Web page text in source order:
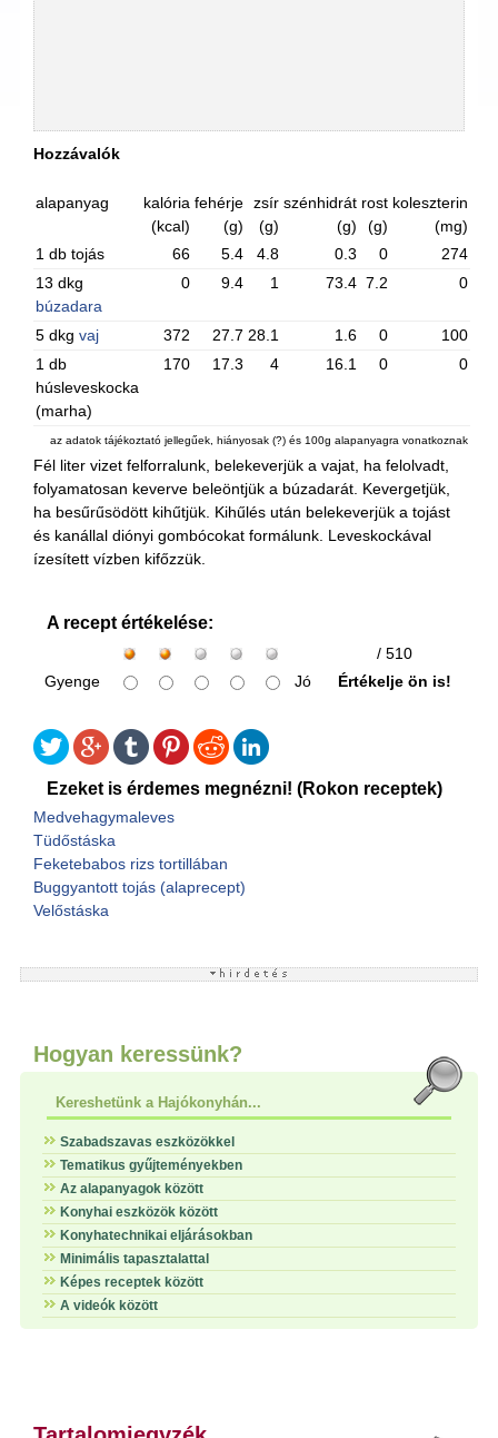
Hozzávalók
alapanyag
kalória
(kcal)
fehérje
(g)
zsír
(g)
szénhidrát
(g)
rost
(g)
koleszterin
(mg)
1 db tojás
66 5.4 4.8 0.3 0
274
13 dkg
búzadara
0 9.4 1 73.4 7.2 0
5 dkgvaj 372 27.7 28.1 1.6 0
100
1 db
húsleveskocka
(marha)
170 17.3 4 16.1 0 0
az adatok tájékoztató jellegűek, hiányosak (?) és 100g alapanyagra vonatkoznak
Fél liter vizet felforralunk, belekeverjük a vajat, ha felolvadt,
folyamatosan keverve beleöntjük a búzadarát. Kevergetjük,
ha besűrűsödött kihűtjük. Kihűlés után belekeverjük a tojást
és kanállal diónyi gombócokat formálunk. Leveskockával
ízesített vízben kifőzzük.
A recept értékelése:
/ 510
Gyenge
Jó Értékelje ön is!
Ezeket is érdemes megnézni! (Rokon receptek)
Medvehagymaleves
Tüdőstáska
Feketebabos rizs tortillában
Buggyantott tojás (alaprecept)
Velőstáska
Hogyan keressünk?
Kereshetünk a Hajókonyhán...
Szabadszavas eszközökkel
Tematikus gyűjteményekben
Az alapanyagok között
Konyhai eszközök között
Konyhatechnikai eljárásokban
Minimális tapasztalattal
Képes receptek között
A videók között